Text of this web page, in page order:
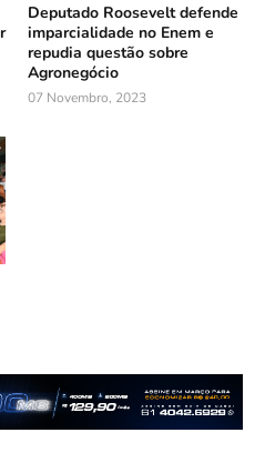
Deputado Roosevelt defende
imparcialidade no Enem e
repudia questão sobre
Agronegócio
07 Novembro, 2023